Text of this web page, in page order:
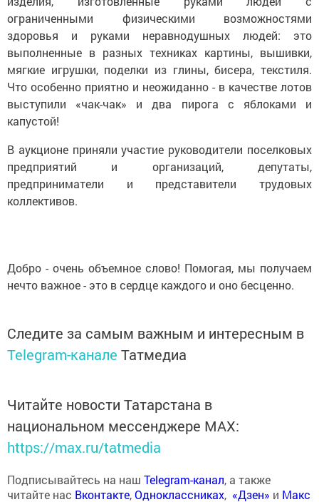
ограниченными физическими возможностями
здоровья и руками неравнодушных людей: это
выполненные в разных техниках картины, вышивки,
мягкие игрушки, поделки из глины, бисера, текстиля.
Что особенно приятно и неожиданно - в качестве лотов
выступили «чак-чак» и два пирога с яблоками и
капустой!
В аукционе приняли участие руководители поселковых
предприятий и организаций, депутаты,
предприниматели и представители трудовых
коллективов.
Добро - очень объемное слово! Помогая, мы получаем
нечто важное - это в сердце каждого и оно бесценно.
Следите за самым важным и интересным в
Telegram-канале Татмедиа
Читайте новости Татарстана в
национальном мессенджере MАХ:
https://max.ru/tatmedia
Подписывайтесь на наш Telegram-канал, а также
читайте нас Вконтакте,Одноклассниках, «Дзен» и Макс